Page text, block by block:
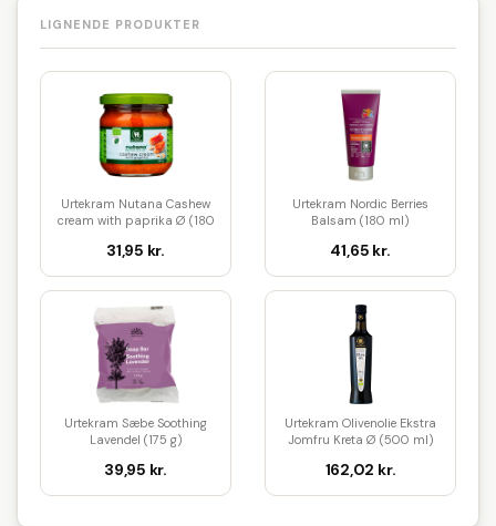
LIGNENDE PRODUKTER
Urtekram Nutana Cashew
cream with paprika Ø (180
31,95 kr.
Urtekram Nordic Berries
Balsam (180 ml)
41,65 kr.
Urtekram Sæbe Soothing
Lavendel (175 g)
39,95 kr.
Urtekram Olivenolie Ekstra
Jomfru Kreta Ø (500 ml)
162,02 kr.